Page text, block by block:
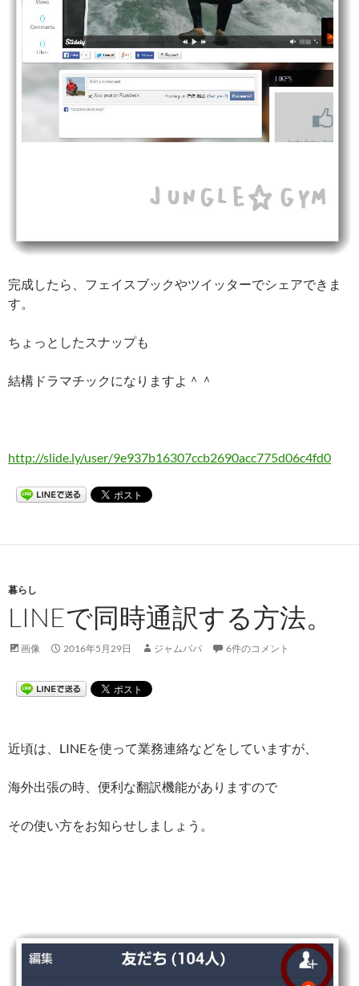
完成したら、フェイスブックやツイッターでシェアできま
す。
ちょっとしたスナップも
結構ドラマチックになりますよ＾＾
http://slide.ly/user/9e937b16307ccb2690acc775d06c4fd0
暮らし
LINEで同時通訳する方法。
画像 2016年5月29日 ジャムパパ 6件のコメント
近頃は、LINEを使って業務連絡などをしていますが、
海外出張の時、便利な翻訳機能がありますので
その使い方をお知らせしましょう。